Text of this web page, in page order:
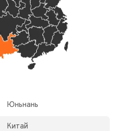
Юньнань
Китай